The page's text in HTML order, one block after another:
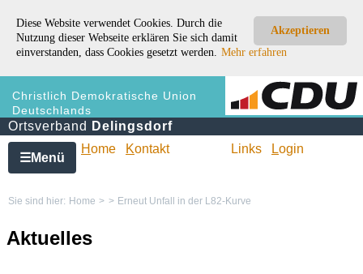
Akzeptieren
Diese Website verwendet Cookies. Durch die
Nutzung dieser Webseite erklären Sie sich damit
einverstanden, dass Cookies gesetzt werden. Mehr erfahren
Christlich Demokratische Union
Deutschlands
Ortsverband Delingsdorf
☰Menü
Home Kontakt Links Login
Sie sind hier: Home > > Erneut Unfall in der L82-Kurve
Aktuelles